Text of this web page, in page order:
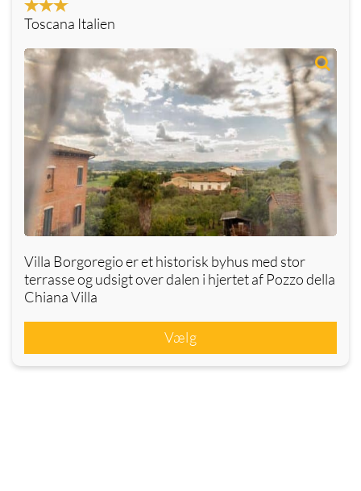
Toscana Italien
Villa Borgoregio er et historisk byhus med stor
terrasse og udsigt over dalen i hjertet af Pozzo della
Chiana Villa
Vælg